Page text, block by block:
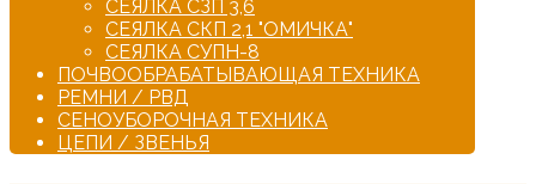
СЕЯЛКА СЗП 3,6
СЕЯЛКА СКП 2,1 "ОМИЧКА"
СЕЯЛКА СУПН-8
ПОЧВООБРАБАТЫВАЮЩАЯ ТЕХНИКА
РЕМНИ / РВД
СЕНОУБОРОЧНАЯ ТЕХНИКА
ЦЕПИ / ЗВЕНЬЯ